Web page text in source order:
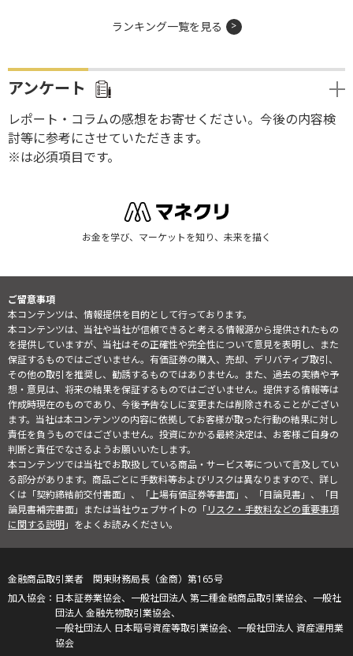
ランキング一覧を見る
アンケート
レポート・コラムの感想をお寄せください。今後の内容検
討等に参考にさせていただきます。
※は必須項目です。
お金を学び、マーケットを知り、未来を描く
ご留意事項
本コンテンツは、情報提供を目的として行っております。
本コンテンツは、当社や当社が信頼できると考える情報源から提供されたもの
を提供していますが、当社はその正確性や完全性について意見を表明し、また
保証するものではございません。有価証券の購入、売却、デリバティブ取引、
その他の取引を推奨し、勧誘するものではありません。また、過去の実績や予
想・意見は、将来の結果を保証するものではございません。提供する情報等は
作成時現在のものであり、今後予告なしに変更または削除されることがござい
ます。当社は本コンテンツの内容に依拠してお客様が取った行動の結果に対し
責任を負うものではございません。投資にかかる最終決定は、お客様ご自身の
判断と責任でなさるようお願いいたします。
本コンテンツでは当社でお取扱している商品・サービス等について言及してい
る部分があります。商品ごとに手数料等およびリスクは異なりますので、詳し
くは「契約締結前交付書面」、「上場有価証券等書面」、「目論見書」、「目
論見書補完書面」または当社ウェブサイトの「リスク・手数料などの重要事項
に関する説明」をよくお読みください。
金融商品取引業者 関東財務局長（金商）第165号
日本証券業協会、一般社団法人 第二種金融商品取引業協会、一般社
団法人 金融先物取引業協会、
一般社団法人 日本暗号資産等取引業協会、一般社団法人 資産運用業
協会